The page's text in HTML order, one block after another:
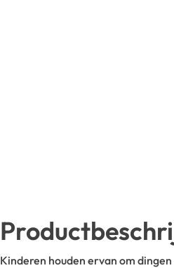
Kinderen houden ervan om